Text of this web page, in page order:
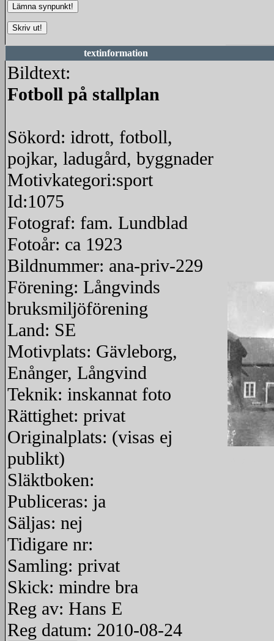
textinformation
Bildtext:
Fotboll på stallplan
Sökord: idrott, fotboll,
pojkar, ladugård, byggnader
Motivkategori:sport
Id:1075
Fotograf: fam. Lundblad
Fotoår: ca 1923
Bildnummer: ana-priv-229
Förening: Långvinds
bruksmiljöförening
Land: SE
Motivplats: Gävleborg,
Enånger, Långvind
Teknik: inskannat foto
Rättighet: privat
Originalplats: (visas ej
publikt)
Släktboken:
Publiceras: ja
Säljas: nej
Tidigare nr:
Samling: privat
Skick: mindre bra
Reg av: Hans E
Reg datum: 2010-08-24